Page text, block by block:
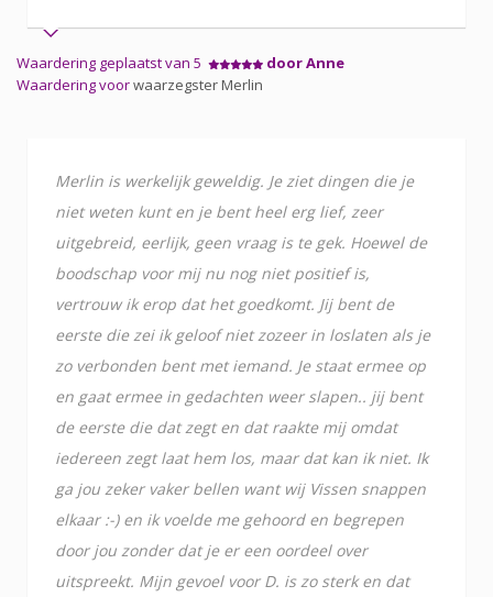
Waardering geplaatst van 5
door Anne
Waardering voorwaarzegster Merlin
Merlin is werkelijk geweldig. Je ziet dingen die je
niet weten kunt en je bent heel erg lief, zeer
uitgebreid, eerlijk, geen vraag is te gek. Hoewel de
boodschap voor mij nu nog niet positief is,
vertrouw ik erop dat het goedkomt. Jij bent de
eerste die zei ik geloof niet zozeer in loslaten als je
zo verbonden bent met iemand. Je staat ermee op
en gaat ermee in gedachten weer slapen.. jij bent
de eerste die dat zegt en dat raakte mij omdat
iedereen zegt laat hem los, maar dat kan ik niet. Ik
ga jou zeker vaker bellen want wij Vissen snappen
elkaar :-) en ik voelde me gehoord en begrepen
door jou zonder dat je er een oordeel over
uitspreekt. Mijn gevoel voor D. is zo sterk en dat